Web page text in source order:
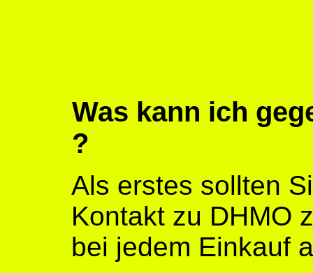
Was kann ich
?
Als erstes sollten
Kontakt zu DHMO
bei jedem Einkauf